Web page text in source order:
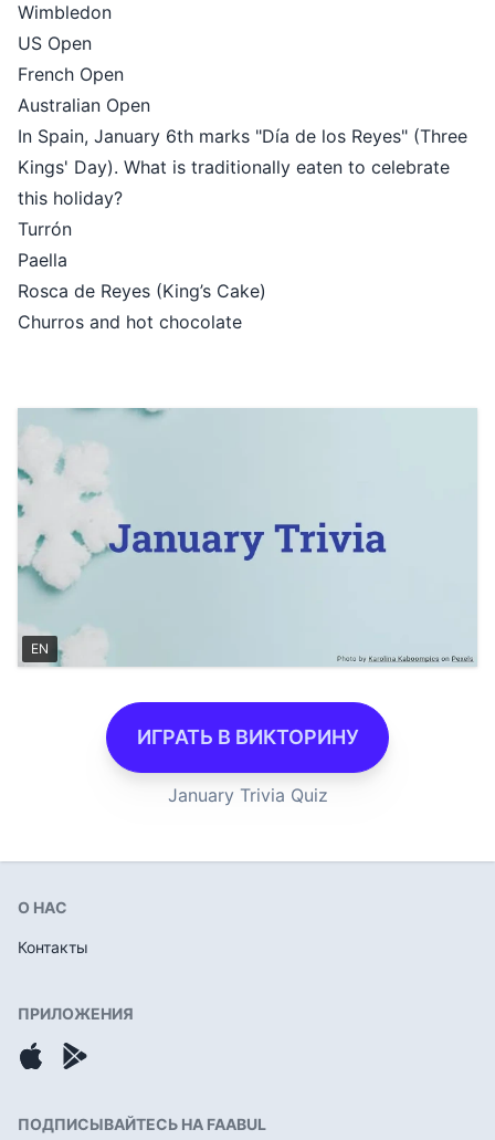
Wimbledon
US Open
French Open
Australian Open
In Spain, January 6th marks "Día de los Reyes" (Three
Kings' Day). What is traditionally eaten to celebrate
this holiday?
Turrón
Paella
Rosca de Reyes (King’s Cake)
Churros and hot chocolate
EN
ИГРАТЬ В ВИКТОРИНУ
January Trivia Quiz
О НАС
Контакты
ПРИЛОЖЕНИЯ
ПОДПИСЫВАЙТЕСЬ НА FAABUL